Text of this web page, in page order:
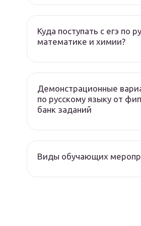
Куда поступать с егэ по
математике и химии?
Демонстрационные
по русскому языку от
банк заданий
Виды обучающих